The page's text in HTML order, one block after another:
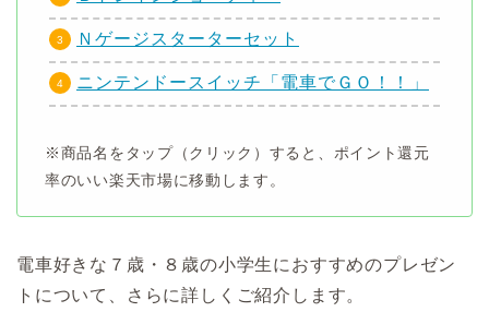
Ｎゲージスターターセット
ニンテンドースイッチ「電車でＧＯ！！」
※商品名をタップ（クリック）すると、ポイント還元
率のいい楽天市場に移動します。
電車好きな７歳・８歳の小学生におすすめのプレゼン
トについて、さらに詳しくご紹介します。